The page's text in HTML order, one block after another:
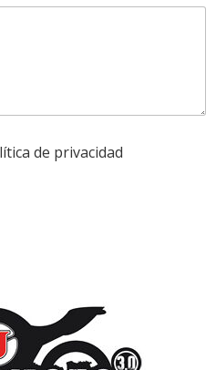
de privacidad